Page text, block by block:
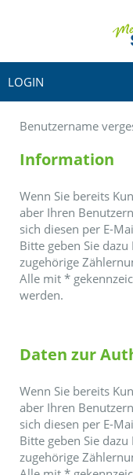
LOGIN
Benutzername
Information
Wenn Sie bereits
aber Ihren
sich diesen per E-
Bitte geben Sie
zugehörige
Alle mit *
werden.
Daten zur
Wenn Sie bereits
aber Ihren
sich diesen per E-
Bitte geben Sie
zugehörige